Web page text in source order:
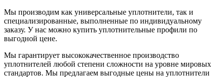
Мы производим как универсальные уплотнители, так и
специализированные, выполненные по индивидуальному
заказу. У нас можно купить уплотнительные профили по
выгодной цене.
Мы гарантирует высококачественное производство
уплотнителей любой степени сложности на уровне мировых
стандартов. Мы предлагаем выгодные цены на уплотнители